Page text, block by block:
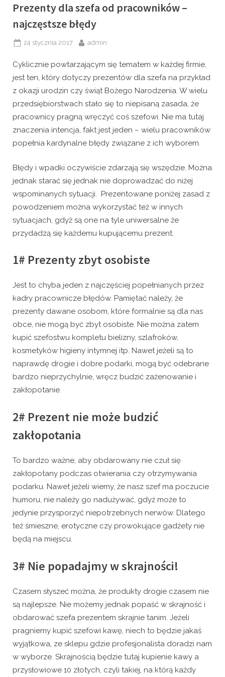
Prezenty dla szefa od pracowników –
najczęstsze błędy
Posted
24 stycznia 2017 By
admin
Cyklicznie powtarzającym się tematem w każdej firmie,
jest ten, który dotyczy prezentów dla szefa na przykład
z okazji urodzin czy świąt Bożego Narodzenia. W wielu
przedsiębiorstwach stało się to niepisaną zasada, że
pracownicy pragną wręczyć coś szefowi. Nie ma tutaj
znaczenia intencja, fakt jest jeden – wielu pracowników
popełnia kardynalne błędy związane z ich wyborem.
Błędy i wpadki oczywiście zdarzają się wszędzie. Można
jednak starać się jednak nie doprowadzać do niżej
wspominanych sytuacji. Prezentowane poniżej zasad z
powodzeniem można wykorzystać też w innych
sytuacjach, gdyż są one na tyle uniwersalne że
przydadzą się każdemu kupującemu prezent.
1# Prezenty zbyt osobiste
Jest to chyba jeden z najczęściej popełnianych przez
kadry pracownicze błędów. Pamiętać należy, że
prezenty dawane osobom, które formalnie są dla nas
obce, nie mogą być zbyt osobiste. Nie można zatem
kupić szefostwu kompletu bielizny, szlafroków,
kosmetyków higieny intymnej itp. Nawet jeżeli są to
naprawdę drogie i dobre podarki, mogą być odebrane
bardzo nieprzychylnie, wręcz budzić zażenowanie i
zakłopotanie.
2# Prezent nie może budzić
zakłopotania
To bardzo ważne, aby obdarowany nie czuł się
zakłopotany podczas otwierania czy otrzymywania
podarku. Nawet jeżeli wiemy, że nasz szef ma poczucie
humoru, nie należy go nadużywać, gdyż może to
jedynie przysporzyć niepotrzebnych nerwów. Dlatego
też śmieszne, erotyczne czy prowokujące gadżety nie
będą na miejscu.
3# Nie popadajmy w skrajności!
Czasem słyszeć można, że produkty drogie czasem nie
są najlepsze. Nie możemy jednak popaść w skrajność i
obdarować szefa prezentem skrajnie tanim. Jeżeli
pragniemy kupić szefowi kawę, niech to będzie jakaś
wyjątkowa, ze sklepu gdzie profesjonalista doradzi nam
w wyborze. Skrajnością będzie tutaj kupienie kawy a
przysłowiowe 10 złotych, czyli takiej, na którą każdy